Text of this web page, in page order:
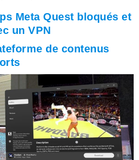
Meta Quest bloqués et
un VPN
de contenus